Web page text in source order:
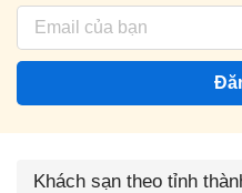
Khách sạn theo tỉnh